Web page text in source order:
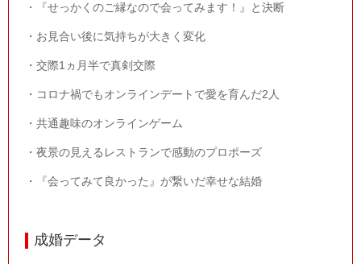
・『せっかくのご縁なので会ってみます！』と決断
・お見合い後に気持ちが大きく変化
・交際1 ヵ月半で真剣交際
・コロナ禍でもオンラインデートで愛を育んだ2 人
・共通趣味のオンラインゲーム
・夜景の見えるレストランで感動のプロポーズ
・『会ってみて良かった』が繋いだ幸せな結婚
成婚データ